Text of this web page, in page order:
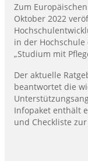
Zum
Oktober 2022
in der Hochschule
„Studium mit
Der aktuelle
beantwortet die
Infopaket enthält
und Checkliste